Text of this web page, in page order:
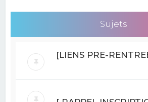
Sujets
[LIENS PRE-